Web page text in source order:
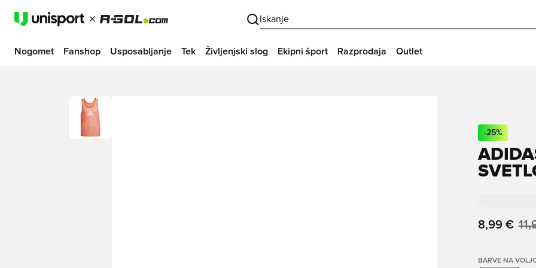
Iskanje
Nogomet Fanshop Usposabljanje Tek Življenjski slog Ekipni šport Razprodaja Outlet
-25%
8,99 €
BARVE NA